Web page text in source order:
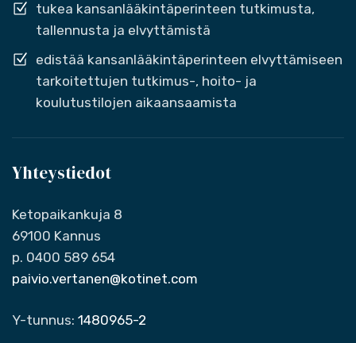
tukea kansanlääkintäperinteen tutkimusta,
tallennusta ja elvyttämistä
edistää kansanlääkintäperinteen elvyttämiseen
tarkoitettujen tutkimus-, hoito- ja
koulutustilojen aikaansaamista
Yhteystiedot
Ketopaikankuja 8
69100 Kannus
p. 0400 589 654
paivio.vertanen@kotinet.com
Y-tunnus: 1480965-2